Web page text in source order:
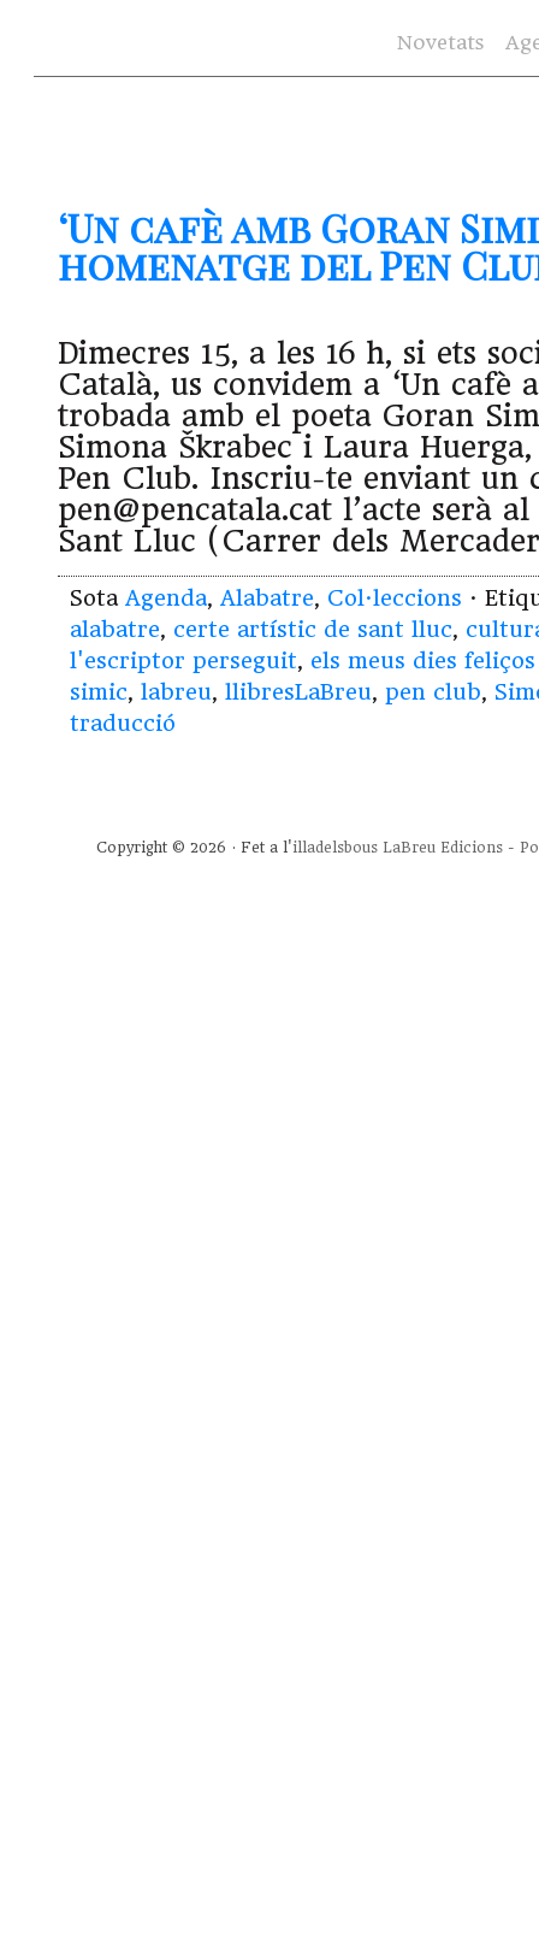
Novetats
‘Un cafè amb Goran
homenatge del Pen Club
Dimecres 15, a les 16 h, si ets
Català, us convidem a ‘Un cafè
trobada amb el poeta Goran
Simona Škrabec i Laura
Pen Club. Inscriu-te enviant un
pen@pencatala.cat l’acte serà
Sant Lluc (Carrer dels
Sota Agenda, Alabatre, Col·leccions ·
alabatre, certe artístic de sant lluc,
l'escriptor perseguit, els meus dies
simic, labreu, llibresLaBreu, pen club,
traducció
Copyright © 2026 · Fet a l'illadelsbous LaBreu Edicions -